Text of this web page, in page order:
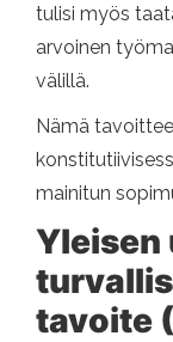
tulisi myös
arvoinen
välillä.
Nämä
mainitun
Yleisen
tavoite